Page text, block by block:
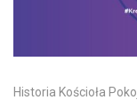
Historia Kościoła